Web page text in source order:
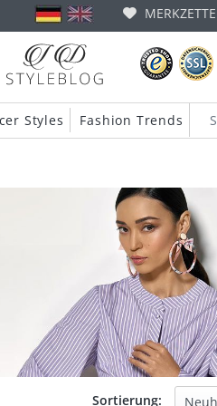
Styles Fashion Trends
Sortierung: